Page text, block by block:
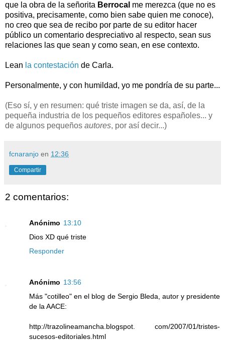
que la obra de la señorita Berrocal me merezca (que no es
positiva, precisamente, como bien sabe quien me conoce),
no creo que sea de recibo por parte de su editor hacer
público un comentario despreciativo al respecto, sean sus
relaciones las que sean y como sean, en ese contexto.
Lean la contestación de Carla.
Personalmente, y con humildad, yo me pondría de su parte...
(Eso sí, y en resumen: qué triste imagen se da, así, de la
pequeña industria de los pequeños editores españoles... y
de algunos pequeños autores, por así decir...)
fcnaranjo en 12:36
Compartir
2 comentarios:
Anónimo 13:10
Dios XD qué triste
Responder
Anónimo 13:56
Más "cotilleo" en el blog de Sergio Bleda, autor y presidente
de la AACE:
http://trazolineamancha.blogspot. com/2007/01/tristes-
sucesos-editoriales.html